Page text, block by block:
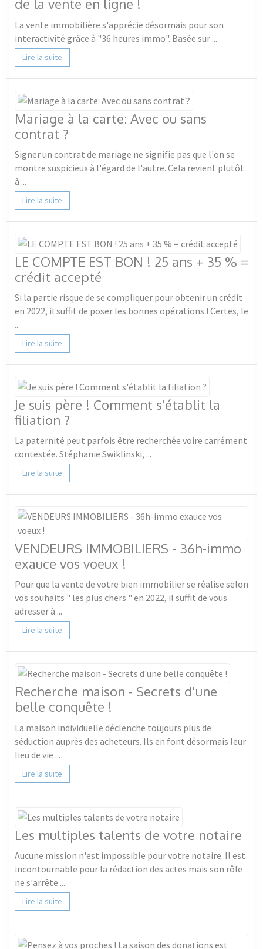
de la vente en ligne !
La vente immobilière s'apprécie désormais pour son
interactivité grâce à "36 heures immo". Basée sur ...
Lire la suite
Mariage à la carte: Avec ou sans
contrat ?
Signer un contrat de mariage ne signifie pas que l'on se
montre suspicieux à l'égard de l'autre. Cela revient plutôt
à ...
Lire la suite
LE COMPTE EST BON ! 25 ans + 35 % =
crédit accepté
Si la partie risque de se compliquer pour obtenir un crédit
en 2022, il suffit de poser les bonnes opérations ! Certes, le
...
Lire la suite
Je suis père ! Comment s'établit la
filiation ?
La paternité peut parfois être recherchée voire carrément
contestée. Stéphanie Swiklinski, ...
Lire la suite
VENDEURS IMMOBILIERS - 36h-immo
exauce vos voeux !
Pour que la vente de votre bien immobilier se réalise selon
vos souhaits " les plus chers " en 2022, il suffit de vous
adresser à ...
Lire la suite
Recherche maison - Secrets d'une
belle conquête !
La maison individuelle déclenche toujours plus de
séduction auprès des acheteurs. Ils en font désormais leur
lieu de vie ...
Lire la suite
Les multiples talents de votre notaire
Aucune mission n'est impossible pour votre notaire. Il est
incontournable pour la rédaction des actes mais son rôle
ne s'arrête ...
Lire la suite